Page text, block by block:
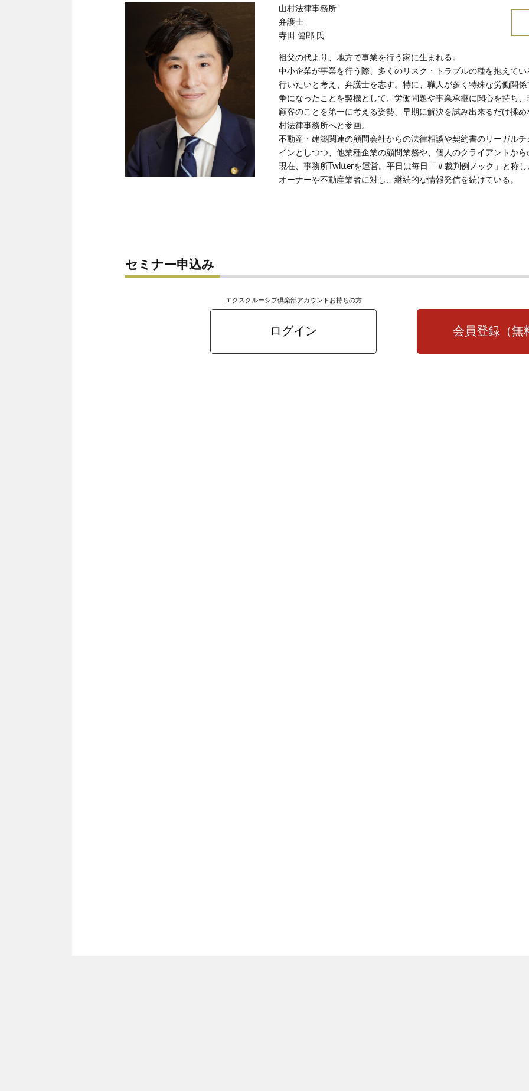
山村法律事務所
弁護士
寺田 健郎 氏
祖父の代より、地方で事業を行う家に生まれる。
中小企業が事業を行う際、多くのリスク・トラブルの種を抱えて
行いたいと考え、弁護士を志す。特に、職人が多く特殊な労働関
争になったことを契機として、労働問題や事業承継に関心を持ち
顧客のことを第一に考える姿勢、早期に解決を試み出来るだけ揉
村法律事務所へと参画。
不動産・建築関連の顧問会社からの法律相談や契約書のリーガル
インとしつつ、他業種企業の顧問業務や、個人のクライアントか
現在、事務所Twitterを運営。平日は毎日「＃裁判例ノック」と称
オーナーや不動産業者に対し、継続的な情報発信を続けている。
セミナー申込み
エクスクルーシブ倶楽部アカウントお持ちの方
ログイン 会員登録（無